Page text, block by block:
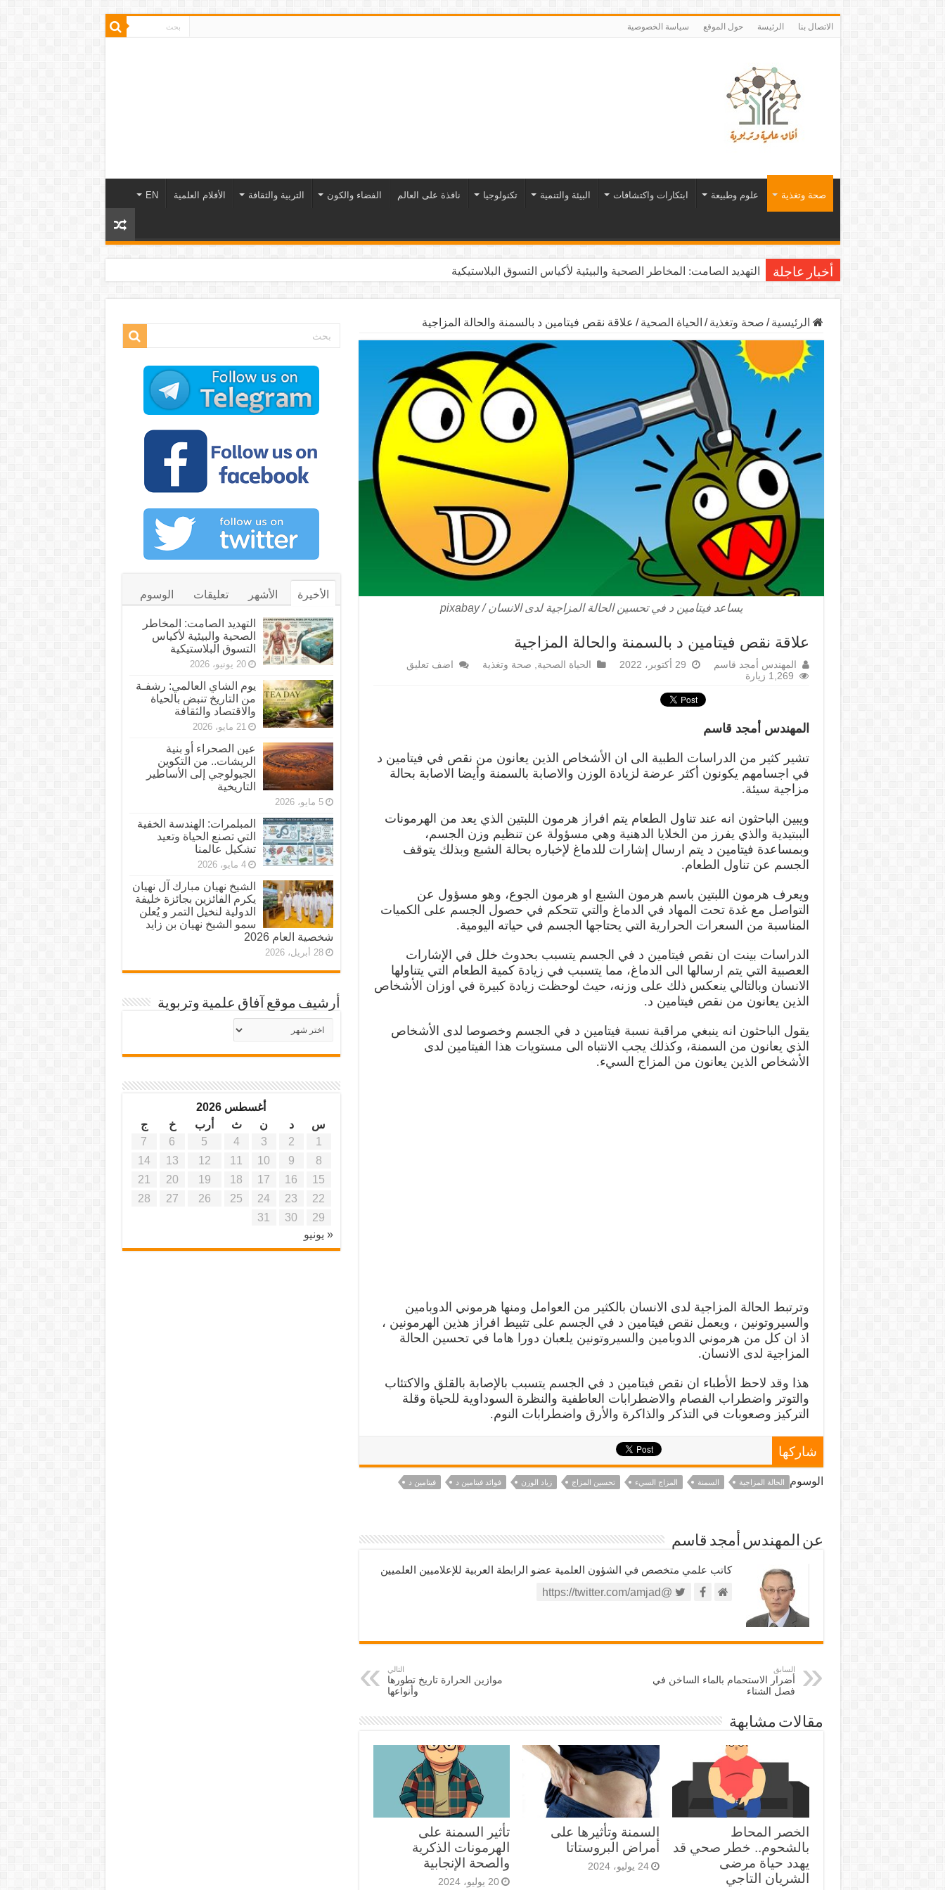
الاتصال بنا الرئيسة حول الموقع سياسة الخصوصية
صحة وتغذية علوم وطبيعة ابتكارات واكتشافات البيئة والتنمية تكنولوجيا نافذة على العالم الفضاء والكون التربية والثقافة الأفلام العلمية EN
أخبار عاجلة التهديد الصامت: المخاطر الصحية والبيئية لأكياس التسوق البلاستيكية
الرئيسية / صحة وتغذية / الحياة الصحية / علاقة نقص فيتامين د بالسمنة والحالة المزاجية
يساعد فيتامين د في تحسين الحالة المزاجية لدى الانسان / pixabay
علاقة نقص فيتامين د بالسمنة والحالة المزاجية
المهندس أمجد قاسم 29 أكتوبر، 2022 الحياة الصحية, صحة وتغذية
اضف تعليق
1,269 زيارة
المهندس أمجد قاسم
تشير كثير من الدراسات الطبية الى ان الأشخاص الذين يعانون من نقص في فيتامين د
في اجسامهم يكونون أكثر عرضة لزيادة الوزن والاصابة بالسمنة وأيضا الاصابة بحالة
مزاجية سيئة.
ويبين الباحثون انه عند تناول الطعام يتم افراز هرمون اللبتين الذي يعد من الهرمونات
الببتيدية والذي يفرز من الخلايا الدهنية وهي مسؤولة عن تنظيم وزن الجسم،
وبمساعدة فيتامين د يتم ارسال إشارات للدماغ لإخباره بحالة الشبع وبذلك يتوقف
الجسم عن تناول الطعام.
ويعرف هرمون اللبتين باسم هرمون الشبع او هرمون الجوع، وهو مسؤول عن
التواصل مع غدة تحت المهاد في الدماغ والتي تتحكم في حصول الجسم على الكميات
المناسبة من السعرات الحرارية التي يحتاجها الجسم في حياته اليومية.
الدراسات بينت ان نقص فيتامين د في الجسم يتسبب بحدوث خلل في الإشارات
العصبية التي يتم ارسالها الى الدماغ، مما يتسبب في زيادة كمية الطعام التي يتناولها
الانسان وبالتالي ينعكس ذلك على وزنه، حيث لوحظت زيادة كبيرة في اوزان الأشخاص
الذين يعانون من نقص فيتامين د.
يقول الباحثون انه ينبغي مراقبة نسبة فيتامين د في الجسم وخصوصا لدى الأشخاص
الذي يعانون من السمنة، وكذلك يجب الانتباه الى مستويات هذا الفيتامين لدى
الأشخاص الذين يعانون من المزاج السيء.
وترتبط الحالة المزاجية لدى الانسان بالكثير من العوامل ومنها هرموني الدوبامين
والسيروتونين ، ويعمل نقص فيتامين د في الجسم على تثبيط افراز هذين الهرمونين ،
اذ ان كل من هرموني الدوبامين والسيروتونين يلعبان دورا هاما في تحسين الحالة
المزاجية لدى الانسان.
هذا وقد لاحظ الأطباء ان نقص فيتامين د في الجسم يتسبب بالإصابة بالقلق والاكتئاب
والتوتر واضطراب الفصام والاضطرابات العاطفية والنظرة السوداوية للحياة وقلة
التركيز وصعوبات في التذكر والذاكرة والأرق واضطرابات النوم.
شاركها
الوسوم الحالة المزاجية السمنة المزاج السيء تحسين المزاج زياد الوزن فوائد فيتامين د فيتامين د
عن المهندس أمجد قاسم
كاتب علمي متخصص في الشؤون العلمية عضو الرابطة العربية للإعلاميين العلميين
@https://twitter.com/amjad
السابق
أضرار الاستحمام بالماء الساخن في
فصل الشتاء
التالي
موازين الحرارة تاريخ تطورها
وأنواعها
مقالات مشابهة
الخصر المحاط
بالشحوم.. خطر صحي قد
يهدد حياة مرضى
الشريان التاجي
السمنة وتأثيرها على
أمراض البروستاتا
24 يوليو، 2024
تأثير السمنة على
الهرمونات الذكرية
والصحة الإنجابية
20 يوليو، 2024
الأخيرة الأشهر تعليقات الوسوم
التهديد الصامت: المخاطر
الصحية والبيئية لأكياس
التسوق البلاستيكية
20 يونيو، 2026
يوم الشاي العالمي: رشفـة
من التاريخ تنبض بالحياة
والاقتصاد والثقافة
21 مايو، 2026
عين الصحراء أو بنية
الريشات.. من التكوين
الجيولوجي إلى الأساطير
التاريخية
5 مايو، 2026
المبلمرات: الهندسة الخفية
التي تصنع الحياة وتعيد
تشكيل عالمنا
4 مايو، 2026
الشيخ نهيان مبارك آل نهيان
يكرم الفائزين بجائزة خليفة
الدولية لنخيل التمر و يُعلن
سمو الشيخ نهيان بن زايد
شخصية العام 2026
28 أبريل، 2026
أرشيف موقع آفاق علمية وتربوية
أرشيف
موقع
أغسطس 2026
س
د ن ث أرب خ
ج
1
2
3
4
5
6
7
8
9
10
11
12
13
14
15
16
17
18
19
20
21
22
23
24
25
26
27
28
29
30
31
« يونيو